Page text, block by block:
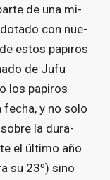
de una mi­
con nue­
es­tos pa­pi­ros
de Ju­fu
los pa­pi­ros
y no so­lo
la du­ra­
el úl­ti­mo año
su 23º) sino